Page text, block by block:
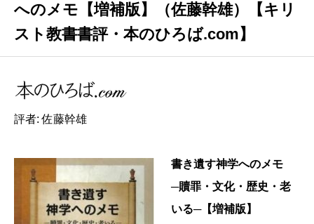
へのメモ【増補版】（佐藤幹雄）【キリ
スト教書書評・本のひろば.com】
評者: 佐藤幹雄
書き遺す神学へのメモ
─贖罪・文化・歴史・老
いる─【増補版】